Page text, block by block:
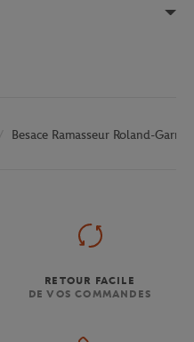
Besace Ramasseur Roland-
RETOUR FACILE
DE VOS COMMANDES